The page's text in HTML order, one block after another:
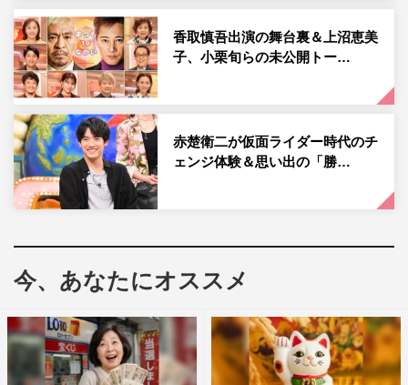
番組情報
『中居正広の金曜日のスマイルたちへ』
TBS系
2023年7月21日（金）午後8時57分～10時
©TBS
ano 中居正広
中居正広の金曜日のスマイルたちへ
香取慎吾出演の舞台裏＆上沼恵美
子、小栗旬らの未公開トー…
赤楚衛二が仮面ライダー時代のチ
ェンジ体験＆思い出の「勝…
今、あなたにオススメ